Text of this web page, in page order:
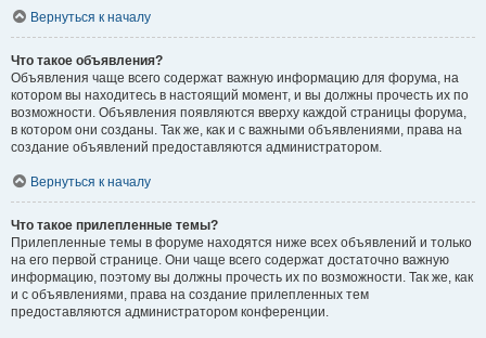
Вернуться к началу
Что такое объявления?
Объявления чаще всего содержат важную информацию для форума, на
котором вы находитесь в настоящий момент, и вы должны прочесть их по
возможности. Объявления появляются вверху каждой страницы форума,
в котором они созданы. Так же, как и с важными объявлениями, права на
создание объявлений предоставляются администратором.
Вернуться к началу
Что такое прилепленные темы?
Прилепленные темы в форуме находятся ниже всех объявлений и только
на его первой странице. Они чаще всего содержат достаточно важную
информацию, поэтому вы должны прочесть их по возможности. Так же, как
и с объявлениями, права на создание прилепленных тем
предоставляются администратором конференции.